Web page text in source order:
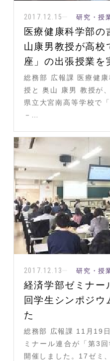
2017.12.15 研究・授
医療健康科学部の
山康男教授が高校
座」の出張授業を
総務部 広報課 医療健
授と 奥山 康男 教授が
県立大宮南高等学校で
－…
2017.12.13 研究・授
経済学部ゼミナー
回学生シンポジウ
た
総務部 広報課 11月19
ミナール連合が「第3
開催しました。17ゼミ